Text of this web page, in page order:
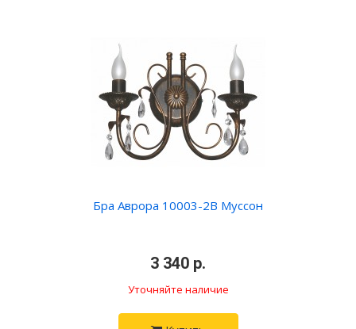
Бра Аврора 10003-2B Муссон
3 340 р.
Уточняйте наличие